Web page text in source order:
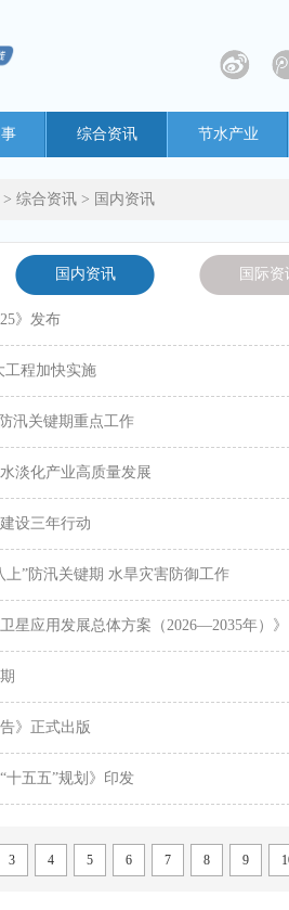
综合资讯 节水产业
> 综合资讯 > 国内资讯
国内资讯 国际资
》发布
工程加快实施
汛关键期重点工作
淡化产业高质量发展
设三年行动
上”防汛关键期 水旱灾害防御工作
星应用发展总体方案（2026—2035年）》
》正式出版
十五五”规划》印发
3 4 5 6 7 8 9